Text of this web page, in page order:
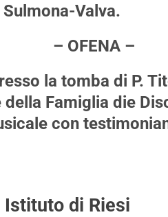
Valva.
– OFENA –
la tomba di P.
della Famiglia die
con
Istituto di Riesi